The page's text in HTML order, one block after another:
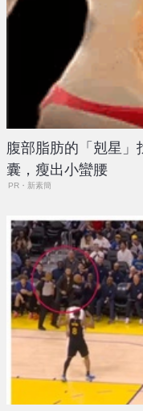
腹部脂肪的「剋星」
囊，瘦出小蠻腰
PR・新素簡